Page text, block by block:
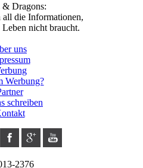
& Dragons:
die Informationen,
nicht braucht.
uns
Werbung?
schreiben
2376